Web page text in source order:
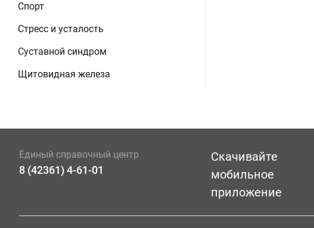
Спорт
Стресс и усталость
Суставной синдром
Щитовидная железа
Единый справочный центр
8 (42361) 4-61-01
Скачивайте
мобильное
приложение